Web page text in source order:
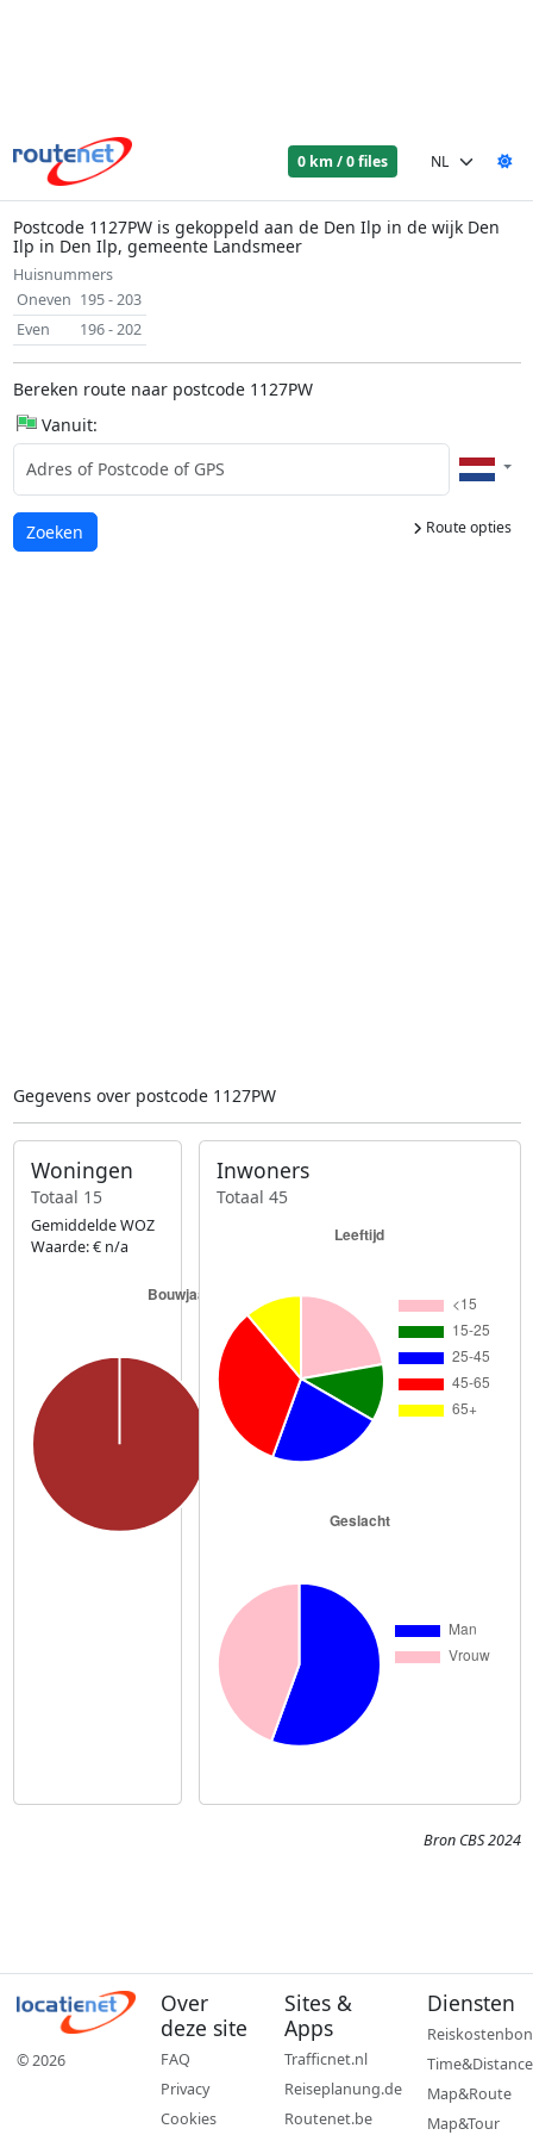
0 km / 0 files
Postcode 1127PW is gekoppeld aan de Den Ilp in de wijk Den
Ilp in Den Ilp, gemeente Landsmeer
Huisnummers
Oneven 195 - 203
Even
196 - 202
Bereken route naar postcode 1127PW
Vanuit:
Route opties
Laden...
Zoeken
Gegevens over postcode 1127PW
Woningen
Totaal 15
Gemiddelde WOZ
Waarde: € n/a
Inwoners
Totaal 45
Bron CBS 2024
© 2026
Over
deze site
FAQ
Privacy
Cookies
Sites &
Apps
Trafficnet.nl
Reiseplanung.de
Routenet.be
Diensten
Reiskostenbon
Time&Distance
Map&Route
Map&Tour